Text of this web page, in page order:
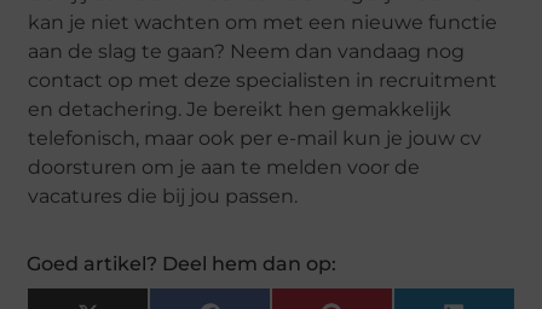
kan je niet wachten om met een nieuwe functie
aan de slag te gaan? Neem dan vandaag nog
contact op met deze specialisten in recruitment
en detachering. Je bereikt hen gemakkelijk
telefonisch, maar ook per e-mail kun je jouw cv
doorsturen om je aan te melden voor de
vacatures die bij jou passen.
Goed artikel? Deel hem dan op: